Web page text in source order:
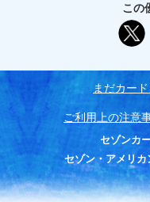
この
まだカー
ご利用上の注意
セゾンカ
セゾン・アメリ